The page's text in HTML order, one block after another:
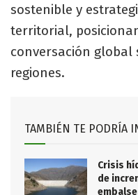
sostenible y
territorial,
conversación
regiones.
TAMBIÉN TE PODRÍA
Crisis
de